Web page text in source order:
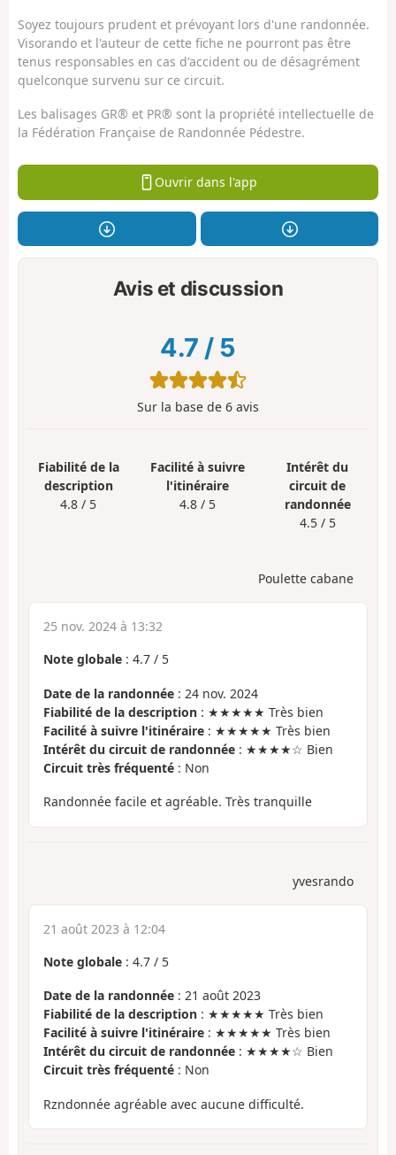
Soyez toujours prudent et prévoyant lors d'une randonnée.
Visorando et l'auteur de cette fiche ne pourront pas être
tenus responsables en cas d'accident ou de désagrément
quelconque survenu sur ce circuit.
Les balisages GR® et PR® sont la propriété intellectuelle de
la Fédération Française de Randonnée Pédestre.
Ouvrir dans l'app
Avis et discussion
4.7 / 5
Sur la base de 6 avis
Fiabilité de la
description
4.8 / 5
Facilité à suivre
l'itinéraire
4.8 / 5
Intérêt du
circuit de
randonnée
4.5 / 5
Poulette cabane
25 nov. 2024 à 13:32
Note globale : 4.7 / 5
Date de la randonnée : 24 nov. 2024
Fiabilité de la description : ★★★★★ Très bien
Facilité à suivre l'itinéraire : ★★★★★ Très bien
Intérêt du circuit de randonnée : ★★★★☆ Bien
Circuit très fréquenté : Non
Randonnée facile et agréable. Très tranquille
yvesrando
21 août 2023 à 12:04
Note globale : 4.7 / 5
Date de la randonnée : 21 août 2023
Fiabilité de la description : ★★★★★ Très bien
Facilité à suivre l'itinéraire : ★★★★★ Très bien
Intérêt du circuit de randonnée : ★★★★☆ Bien
Circuit très fréquenté : Non
Rzndonnée agréable avec aucune difficulté.